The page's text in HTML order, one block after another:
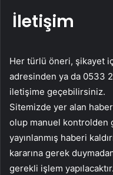
İletişim
Her türlü öneri, şikayet
adresinden ya da 0533
iletişime geçebilirsiniz.
Sitemizde yer alan
olup manuel kontrolden
yayınlanmış haberi
kararına gerek
gerekli işlem yapılacaktır.